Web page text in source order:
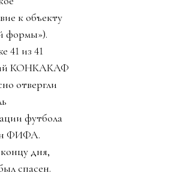
к объекту
формы»).
41 из 41
КОНКАКАФ
отвергли
футбола
ФИФА.
дня,
спасен.